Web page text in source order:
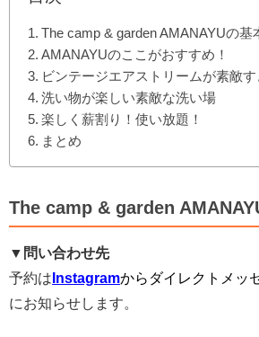
The camp & garden AMANAYUの基
AMANAYUのここがおすすめ！
ビンテージエアストリームが素敵す
洗い物が楽しい素敵な洗い場
楽しく薪割り！使い放題！
まとめ
The camp & garden
▼問い合わせ先
予約は Instagramからダイレクトメッ
にお知らせします。